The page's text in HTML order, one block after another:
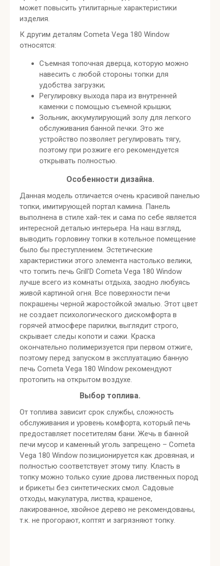
может повысить утилитарные характеристики
изделия.
К другим деталям Cometa Vega 180 Window
относятся:
Съемная топочная дверца, которую можно
навесить с любой стороны топки для
удобства загрузки;
Регулировку выхода пара из внутренней
каменки с помощью съемной крышки;
Зольник, аккумулирующий золу для легкого
обслуживания банной печки. Это же
устройство позволяет регулировать тягу,
поэтому при розжиге его рекомендуется
открывать полностью.
Особенности дизайна.
Данная модель отличается очень красивой панелью
топки, имитирующей портал камина. Панель
выполнена в стиле хай-тек и сама по себе является
интересной деталью интерьера. На наш взгляд,
выводить горловину топки в котельное помещение
было бы преступлением. Эстетические
характеристики этого элемента настолько велики,
что топить печь Grill'D Cometa Vega 180 Window
лучше всего из комнаты отдыха, заодно любуясь
живой картиной огня. Все поверхности печи
покрашены черной жаростойкой эмалью. Этот цвет
не создает психологического дискомфорта в
горячей атмосфере парилки, выглядит строго,
скрывает следы копоти и сажи. Краска
окончательно полимеризуется при первом отжиге,
поэтому перед запуском в эксплуатацию банную
печь Cometa Vega 180 Window рекомендуют
протопить на открытом воздухе.
Выбор топлива.
От топлива зависит срок службы, сложность
обслуживания и уровень комфорта, который печь
предоставляет посетителям бани. Жечь в банной
печи мусор и каменный уголь запрещено – Cometa
Vega 180 Window позиционируется как дровяная, и
полностью соответствует этому типу. Класть в
топку можно только сухие дрова лиственных пород
и брикеты без синтетических смол. Садовые
отходы, макулатура, листва, крашеное,
лакированное, хвойное дерево не рекомендованы,
т.к. не прогорают, коптят и загрязняют топку.